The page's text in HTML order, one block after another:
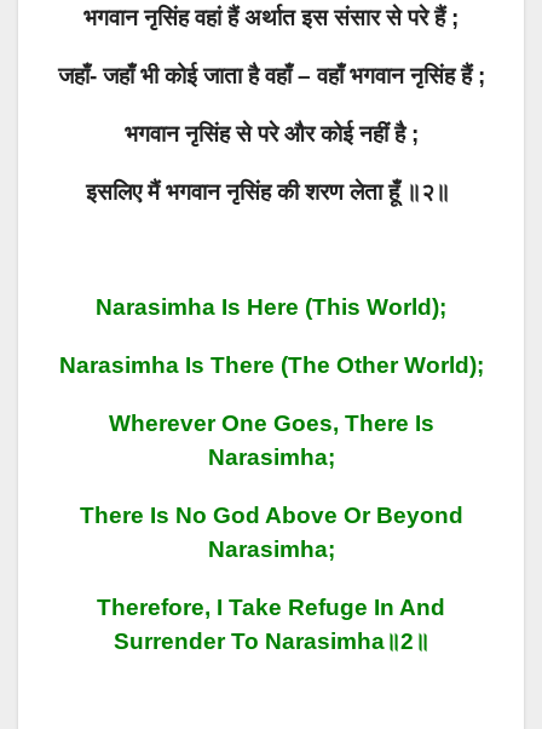
भगवान नृसिंह वहां हैं अर्थात इस संसार से परे हैं ;
जहाँ- जहाँ भी कोई जाता है वहाँ – वहाँ भगवान नृसिंह हैं ;
भगवान नृसिंह से परे और कोई नहीं है ;
इसलिए मैं भगवान नृसिंह की शरण लेता हूँ ॥२॥
Narasimha Is Here (this World);
Narasimha Is There (the Other World);
Wherever One Goes, There Is
Narasimha;
There Is No God Above Or Beyond
Narasimha;
Therefore, I Take Refuge In And
Surrender To Narasimha॥2॥